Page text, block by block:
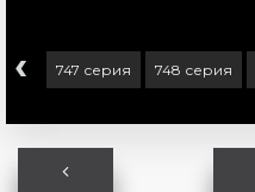
‹ 747 серия 748 серия